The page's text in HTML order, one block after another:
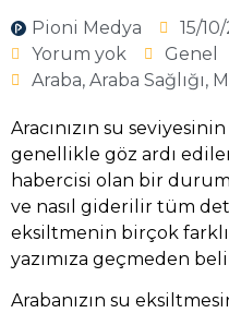
Pioni Medya 15/
Yorum yok
Genel
Araba, Araba Sağlığı,
Aracınızın su
genellikle göz ardı
habercisi olan bir
ve nasıl giderilir tüm
eksiltmenin birçok
yazımıza geçmeden
Arabanızın su